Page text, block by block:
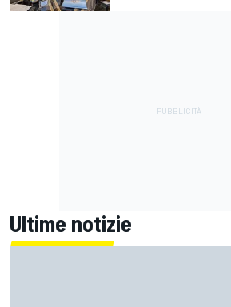
Ultime notizie